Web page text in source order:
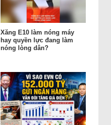
Xăng E10 làm nóng máy
hay quyền lực đang làm
nóng lòng dân?